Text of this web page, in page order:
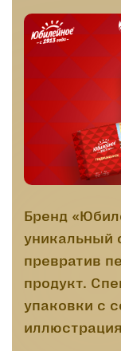
Бренд
уникальный
превратив
продукт.
упаковки с